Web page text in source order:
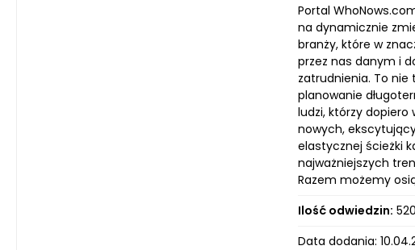
Portal
na dynamicznie
branży, które w
przez nas danym i
zatrudnienia. To nie
planowanie
ludzi, którzy
nowych,
elastycznej ścieżki
najważniejszych
Razem możemy
Ilość odwiedzin: 520
Data dodania: